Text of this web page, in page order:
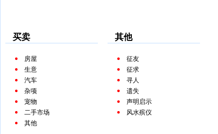
买卖
房屋
生意
汽车
杂项
宠物
二手市场
其他
其他
征友
征求
寻人
遗失
声明启示
风水殡仪